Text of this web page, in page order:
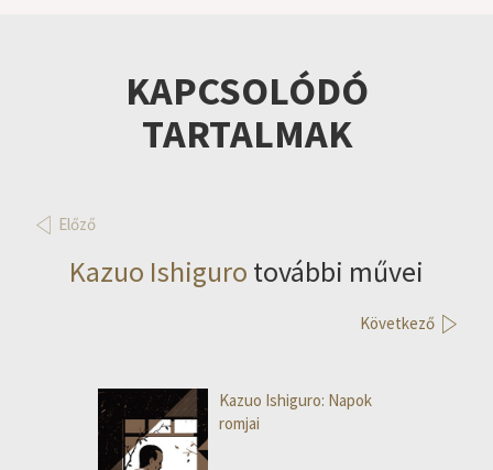
KAPCSOLÓDÓ
TARTALMAK
Előző
Kazuo Ishiguro további művei
Következő
Kazuo Ishiguro: Napok
romjai